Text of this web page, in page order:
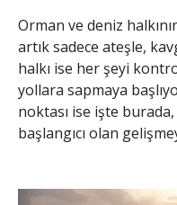
Orman ve deniz
artık sadece ateşle,
halkı ise her şeyi
yollara sapmaya
noktası ise işte
başlangıcı olan